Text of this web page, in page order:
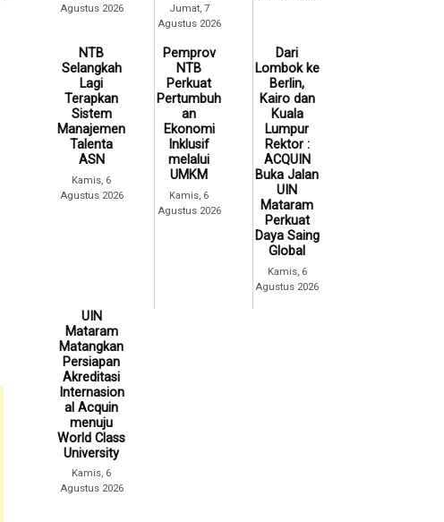
Agustus 2026
Jumat, 7
Agustus 2026
NTB
Selangkah
Lagi
Terapkan
Sistem
Manajemen
Talenta
ASN
Kamis, 6
Agustus 2026
Pemprov
NTB
Perkuat
Pertumbuh
an
Ekonomi
Inklusif
melalui
UMKM
Kamis, 6
Agustus 2026
Dari
Lombok ke
Berlin,
Kairo dan
Kuala
Lumpur
Rektor :
ACQUIN
Buka Jalan
UIN
Mataram
Perkuat
Daya Saing
Global
Kamis, 6
Agustus 2026
UIN
Mataram
Matangkan
Persiapan
Akreditasi
Internasion
al Acquin
menuju
World Class
University
Kamis, 6
Agustus 2026